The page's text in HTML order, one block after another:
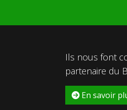
Ils nous font
partenaire du
En savoir